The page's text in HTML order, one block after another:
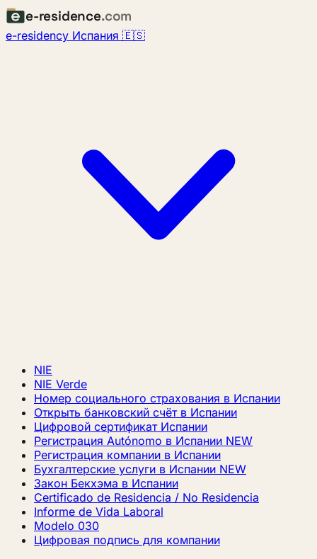
e-residence.com
e-residency Испания 🇪🇸
NIE
NIE Verde
Номер социального страхования в Испании
Открыть банковский счёт в Испании
Цифровой сертификат Испании
Регистрация Autónomo в Испании NEW
Регистрация компании в Испании
Бухгалтерские услуги в Испании NEW
Закон Бекхэма в Испании
Certificado de Residencia / No Residencia
Informe de Vida Laboral
Modelo 030
Цифровая подпись для компании